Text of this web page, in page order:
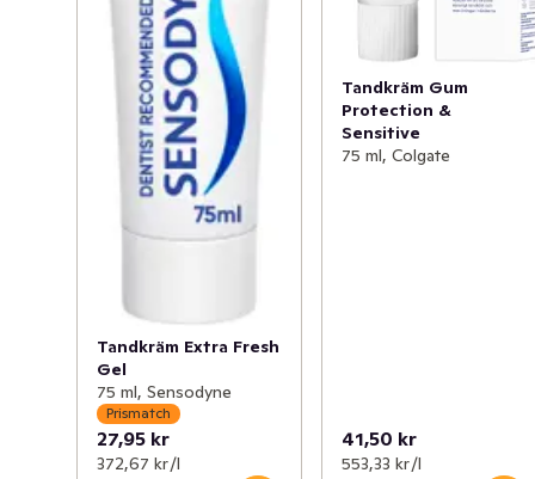
Tandkräm Extra Fresh
Gel
75 ml, Sensodyne
Prismatch
27,95 kr
372,67 kr /l
Tandkräm Gum
Protection &
Sensitive
75 ml, Colgate
41,50 kr
553,33 kr /l